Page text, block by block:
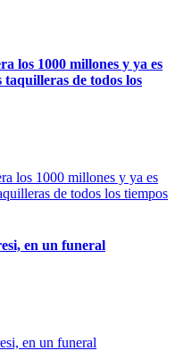
los 1000 millones y ya es
taquilleras de todos los
en un funeral